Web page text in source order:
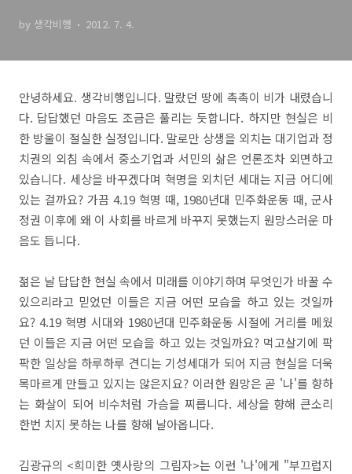
by 생각비행 2012. 7. 4.
안녕하세요. 생각비행입니다. 말랐던 땅에 촉촉이 비가 내렸습니
다. 답답했던 마음도 조금은 풀리는 듯합니다. 하지만 현실은 비
한 방울이 절실한 실정입니다. 말로만 상생을 외치는 대기업과 정
치권의 외침 속에서 중소기업과 서민의 삶은 언론조차 외면하고
있습니다. 세상을 바꾸겠다며 혁명을 외치던 세대는 지금 어디에
있는 걸까요? 가끔 4.19 혁명 때, 1980년대 민주화운동 때, 군사
정권 이후에 왜 이 사회를 바르게 바꾸지 못했는지 원망스러운 마
음도 듭니다.
젊은 날 답답한 현실 속에서 미래를 이야기하며 무엇인가 바꿀 수
있으리라고 믿었던 이들은 지금 어떤 모습을 하고 있는 것일까
요? 4.19 혁명 시대와 1980년대 민주화운동 시절에 거리를 메웠
던 이들은 지금 어떤 모습을 하고 있는 것일까요? 먹고살기에 팍
팍한 일상을 하루하루 견디는 기성세대가 되어 지금 현실을 더욱
목마르게 만들고 있지는 않은지요? 이러한 원망은 곧 '나'를 향하
는 화살이 되어 비수처럼 가슴을 찌릅니다. 세상을 향해 큰소리
한번 치지 못하는 나를 향해 날아옵니다.
김광규의 <희미한 옛사랑의 그림자>는 이런 '나'에게 "부끄럽지